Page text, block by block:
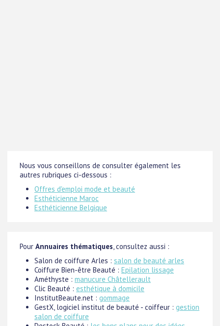
Nous vous conseillons de consulter également les
autres rubriques ci-dessous :
Offres d'emploi mode et beauté
Esthéticienne Maroc
Esthéticienne Belgique
Pour Annuaires thématiques, consultez aussi :
Salon de coiffure Arles : salon de beauté arles
Coiffure Bien-être Beauté : Epilation lissage
Améthyste : manucure Châtellerault
Clic Beauté : esthétique à domicile
InstitutBeaute.net : gommage
GestX, logiciel institut de beauté - coiffeur : gestion
salon de coiffure